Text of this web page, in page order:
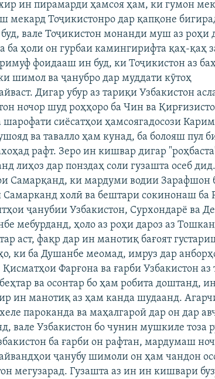
ин пирамарди ҳамсоя ҳам, ки гумон
мекард Тоҷикистонро дар қапқоне
вале Тоҷикистон монанди муш аз роҳи
ба ҳоли он гурбаи камингирифта қаҳ-қаҳ
фоидааш ин буд, ки Тоҷикистон аз
шимол ва ҷанубро дар муддати кӯтоҳ
Дигар убур аз тариқи Узбакистон
ночор шуд роҳҳоро ба Чин ва
шарофати сиёсатҳои ҳамсоягадосози
ва тавалло ҳам кунад, ба болояш пул
рафт. Зеро ин кишвар дигар
лиҳоз дар понздаҳ соли гузашта осеб
Самарқанд, ки мардуми водии Зарафшон
холӣ ва бештари сокинонаш ба
ҷанубии Узбакистон, Сурхондарё ва
мебурданд, ҳоло аз роҳи дароз аз
аст, фақр дар ин манотиқ бағоят
ки ба Душанбе меомад, имруз дар
Фарғона ва ғарби Узбакистон аз
ва осонтар бо ҳам робита доштанд,
ин манотиқ аз ҳам канда шудаанд.
пароканда ва маҳалгароӣ дар он дар
вале Узбакистон бо чунин мушкиле тоза
ба ғарби он рафтан, мардумаш
ҷанубу шимоли он ҳам чандон
мегузарад. Гузашта аз ин ин кишвари